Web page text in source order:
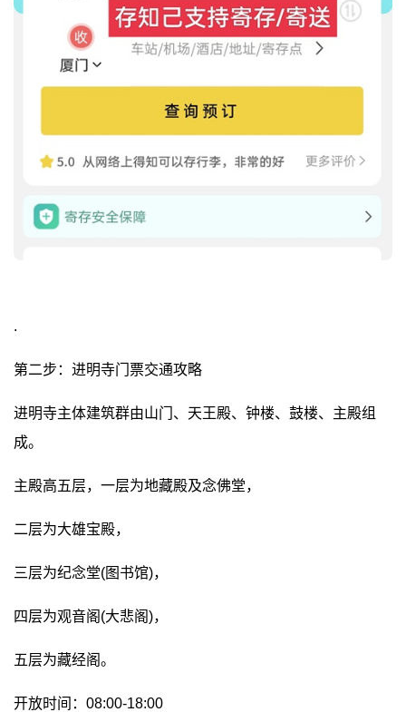
.
第二步：进明寺门票交通攻略
进明寺主体建筑群由山门、天王殿、钟楼、鼓楼、主殿组
成。
主殿高五层，一层为地藏殿及念佛堂，
二层为大雄宝殿，
三层为纪念堂(图书馆)，
四层为观音阁(大悲阁)，
五层为藏经阁。
开放时间：08:00-18:00